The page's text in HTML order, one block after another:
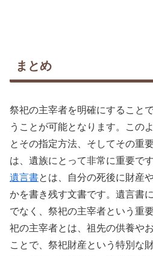
まとめ
祭祀の主宰者を明確にすること
うことが可能となります。この
とその指定方法、そしてその重
は、遺族にとって非常に重要です
遺言書とは、自分の死後に財産
かを書き残す文書です。遺言書
でなく、祭祀の主宰者という重
祀の主宰者とは、祖先の供養や
ことで、祭祀財産という特別な